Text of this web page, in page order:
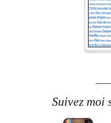
Suivez moi